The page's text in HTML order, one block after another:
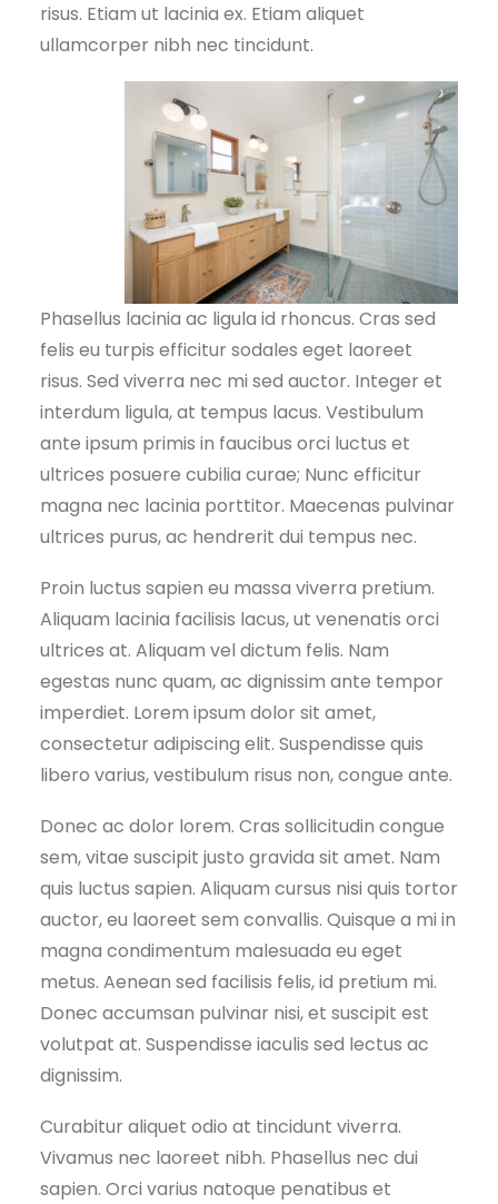
risus. Etiam ut lacinia ex. Etiam aliquet
ullamcorper nibh nec tincidunt.
Phasellus lacinia ac ligula id rhoncus. Cras sed
felis eu turpis efficitur sodales eget laoreet
risus. Sed viverra nec mi sed auctor. Integer et
interdum ligula, at tempus lacus. Vestibulum
ante ipsum primis in faucibus orci luctus et
ultrices posuere cubilia curae; Nunc efficitur
magna nec lacinia porttitor. Maecenas pulvinar
ultrices purus, ac hendrerit dui tempus nec.
Proin luctus sapien eu massa viverra pretium.
Aliquam lacinia facilisis lacus, ut venenatis orci
ultrices at. Aliquam vel dictum felis. Nam
egestas nunc quam, ac dignissim ante tempor
imperdiet. Lorem ipsum dolor sit amet,
consectetur adipiscing elit. Suspendisse quis
libero varius, vestibulum risus non, congue ante.
Donec ac dolor lorem. Cras sollicitudin congue
sem, vitae suscipit justo gravida sit amet. Nam
quis luctus sapien. Aliquam cursus nisi quis tortor
auctor, eu laoreet sem convallis. Quisque a mi in
magna condimentum malesuada eu eget
metus. Aenean sed facilisis felis, id pretium mi.
Donec accumsan pulvinar nisi, et suscipit est
volutpat at. Suspendisse iaculis sed lectus ac
dignissim.
Curabitur aliquet odio at tincidunt viverra.
Vivamus nec laoreet nibh. Phasellus nec dui
sapien. Orci varius natoque penatibus et